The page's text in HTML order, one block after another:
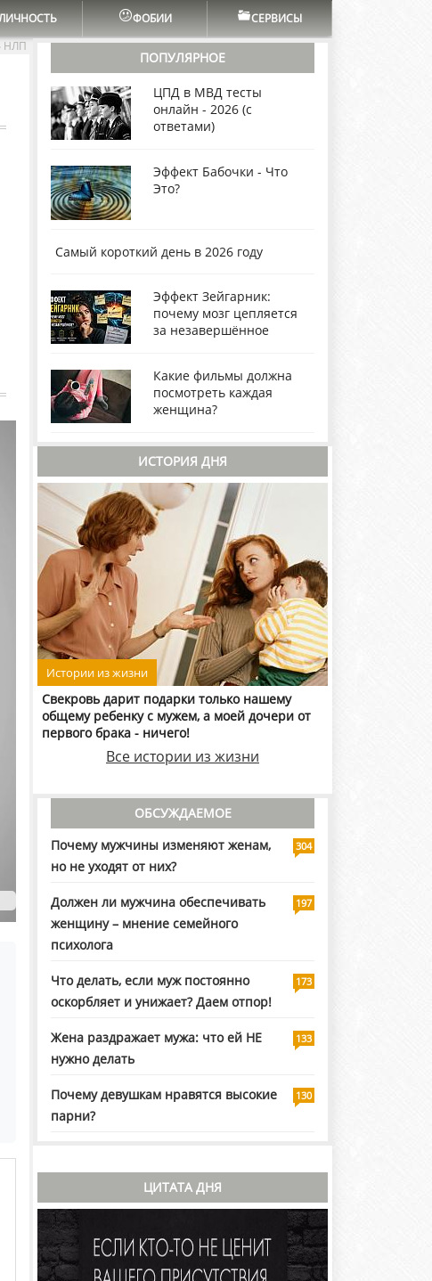
ФОБИИ
СЕРВИСЫ
НЛП
ПОПУЛЯРНОЕ
ЦПД в МВД тесты
онлайн - 2026 (с
ответами)
Эффект Бабочки - Что
Это?
Самый короткий день в 2026 году
Эффект Зейгарник:
почему мозг цепляется
за незавершённое
Какие фильмы должна
посмотреть каждая
женщина?
ИСТОРИЯ ДНЯ
Истории из жизни
Свекровь дарит подарки только нашему
общему ребенку с мужем, а моей дочери от
первого брака - ничего!
Все истории из жизни
ОБСУЖДАЕМОЕ
Почему мужчины изменяют женам,
но не уходят от них?
304
Должен ли мужчина обеспечивать
женщину – мнение семейного
психолога
197
Что делать, если муж постоянно
оскорбляет и унижает? Даем отпор!
173
Жена раздражает мужа: что ей НЕ
нужно делать
133
Почему девушкам нравятся высокие
парни?
130
ЦИТАТА ДНЯ